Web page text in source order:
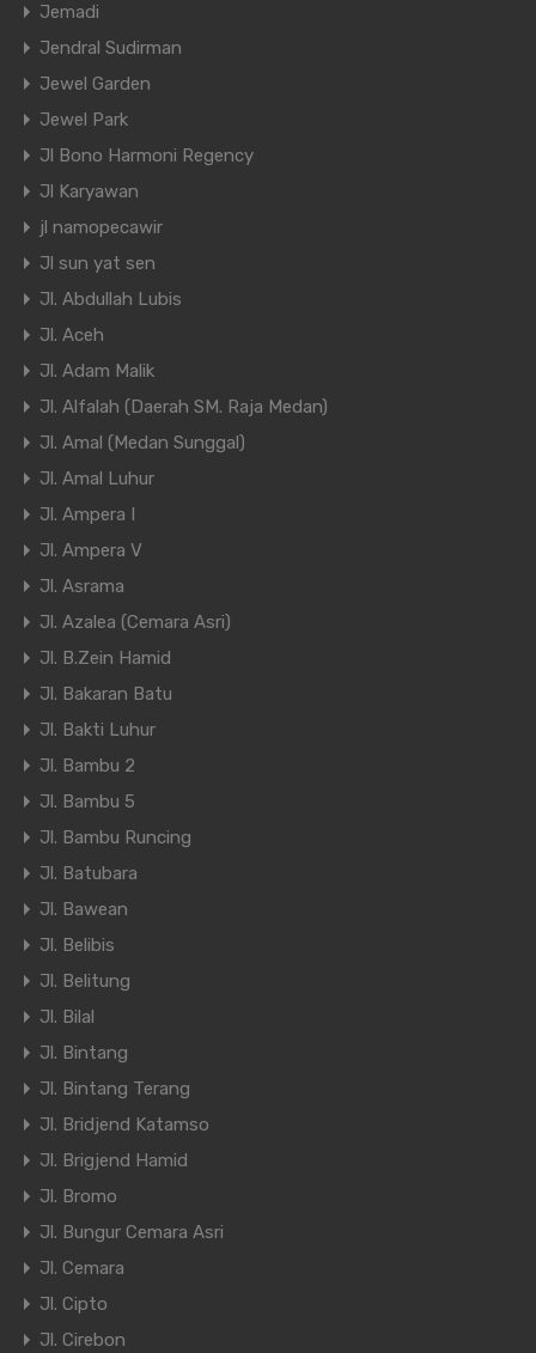
Jemadi
Jendral Sudirman
Jewel Garden
Jewel Park
Jl Bono Harmoni Regency
Jl Karyawan
jl namopecawir
Jl sun yat sen
Jl. Abdullah Lubis
Jl. Aceh
Jl. Adam Malik
Jl. Alfalah (Daerah SM. Raja Medan)
Jl. Amal (Medan Sunggal)
Jl. Amal Luhur
Jl. Ampera I
Jl. Ampera V
Jl. Asrama
Jl. Azalea (Cemara Asri)
Jl. B.Zein Hamid
Jl. Bakaran Batu
Jl. Bakti Luhur
Jl. Bambu 2
Jl. Bambu 5
Jl. Bambu Runcing
Jl. Batubara
Jl. Bawean
Jl. Belibis
Jl. Belitung
Jl. Bilal
Jl. Bintang
Jl. Bintang Terang
Jl. Bridjend Katamso
Jl. Brigjend Hamid
Jl. Bromo
Jl. Bungur Cemara Asri
Jl. Cemara
Jl. Cipto
Jl. Cirebon